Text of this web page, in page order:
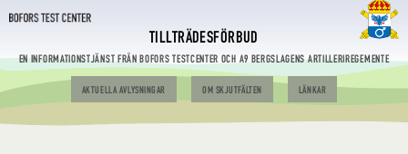
TILLTRÄDESFÖRBUD
EN INFORMATIONSTJÄNST FRÅN BOFORS TESTCENTER OCH A9 BERGSLAGENS ARTILLERIREGEMENTE
AKTUELLA AVLYSNINGAR OM SKJUTFÄLTEN LÄNKAR